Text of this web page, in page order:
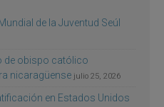
de la Juventud Seúl
de obispo católico
nicaragüense julio 25, 2026
en Estados Unidos